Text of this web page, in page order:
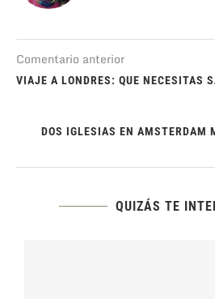
Comentario anterior
VIAJE A LONDRES: QUE NECESITAS
DOS IGLESIAS EN AMSTERDAM
QUIZÁS TE